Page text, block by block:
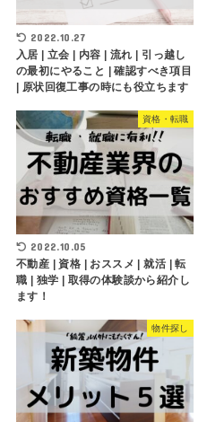
2022.10.27
入居 | 立会 | 内容 | 流れ | 引っ越し
の最初にやること | 確認すべき項目
| 原状回復工事の時にも役立ちます
資格・転職
2022.10.05
不動産 | 資格 | おススメ | 就活 | 転
職 | 独学 | 取得の体験談から紹介し
ます！
物件探し